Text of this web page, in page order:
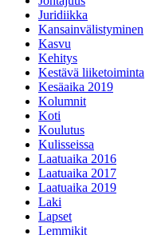
Juridiikka
Kansainvälistyminen
Kasvu
Kehitys
Kestävä liiketoiminta
Kesäaika 2019
Kolumnit
Koti
Koulutus
Kulisseissa
Laatuaika 2016
Laatuaika 2017
Laatuaika 2019
Laki
Lapset
Lemmikit